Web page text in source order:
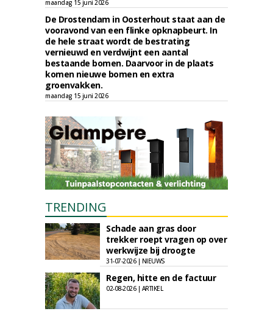
maandag 15 juni 2026
De Drostendam in Oosterhout staat aan de
vooravond van een flinke opknapbeurt. In
de hele straat wordt de bestrating
vernieuwd en verdwijnt een aantal
bestaande bomen. Daarvoor in de plaats
komen nieuwe bomen en extra
groenvakken.
maandag 15 juni 2026
TRENDING
Schade aan gras door
trekker roept vragen op over
werkwijze bij droogte
31-07-2026 | NIEUWS
Regen, hitte en de factuur
02-08-2026 | ARTIKEL